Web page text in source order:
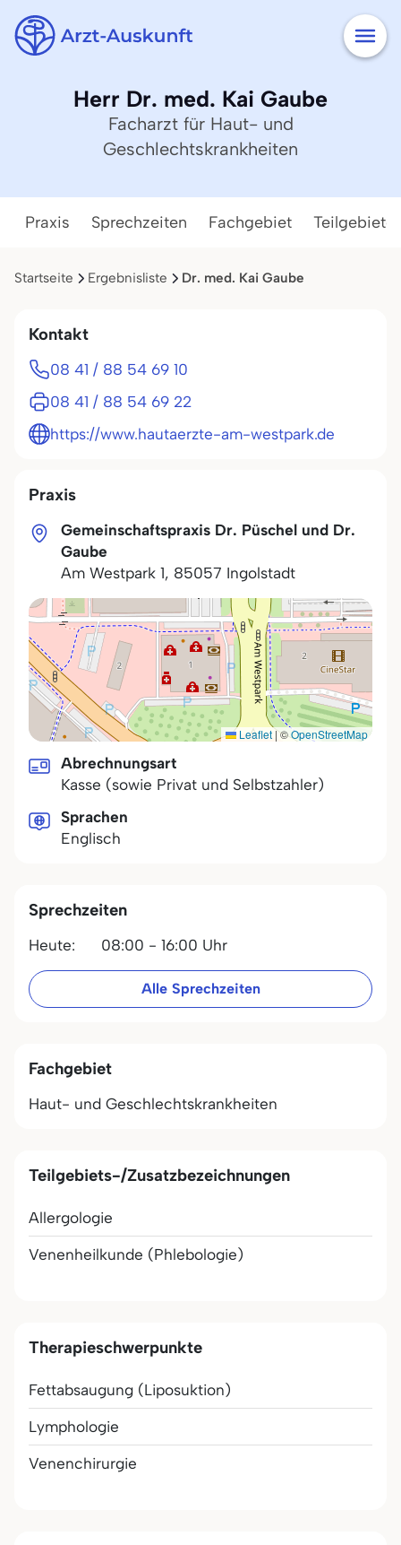
Herr Dr. med. Kai Gaube
Facharzt für Haut- und
Geschlechtskrankheiten
Praxis Sprechzeiten Fachgebiet Teilgebiete
Startseite Ergebnisliste Dr. med. Kai Gaube
Praxis
Gemeinschaftspraxis Dr. Püschel und Dr.
Gaube
Am Westpark 1, 85057 Ingolstadt
Leaflet|©OpenStreetMap
Abrechnungsart
Kasse (sowie Privat und Selbstzahler)
Sprachen
Englisch
Sprechzeiten
Heute: 08:00 - 16:00 Uhr
Alle Sprechzeiten
Fachgebiet
Haut- und Geschlechtskrankheiten
Teilgebiets-/Zusatzbezeichnungen
Allergologie
Venenheilkunde (Phlebologie)
Therapieschwerpunkte
Fettabsaugung (Liposuktion)
Lymphologie
Venenchirurgie
Kontakt
08 41 / 88 54 69 10
08 41 / 88 54 69 22
https://www.hautaerzte-am-westpark.de